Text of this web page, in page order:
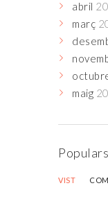
abril
març
maig
Populars
VIST